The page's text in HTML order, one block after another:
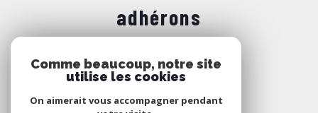
adhérons
Comme beaucoup, notre site
utilise les cookies
On aimerait vous accompagner pendant